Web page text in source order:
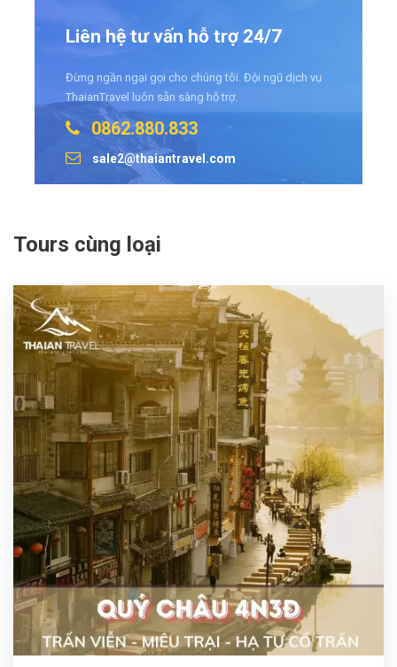
Liên hệ tư vấn hỗ trợ 24/7
Đừng ngần ngại gọi cho chúng tôi. Đội ngũ dịch vụ
ThaianTravel luôn sẵn sàng hỗ trợ.
0862.880.833
sale2@thaiantravel.com
Tours cùng loại